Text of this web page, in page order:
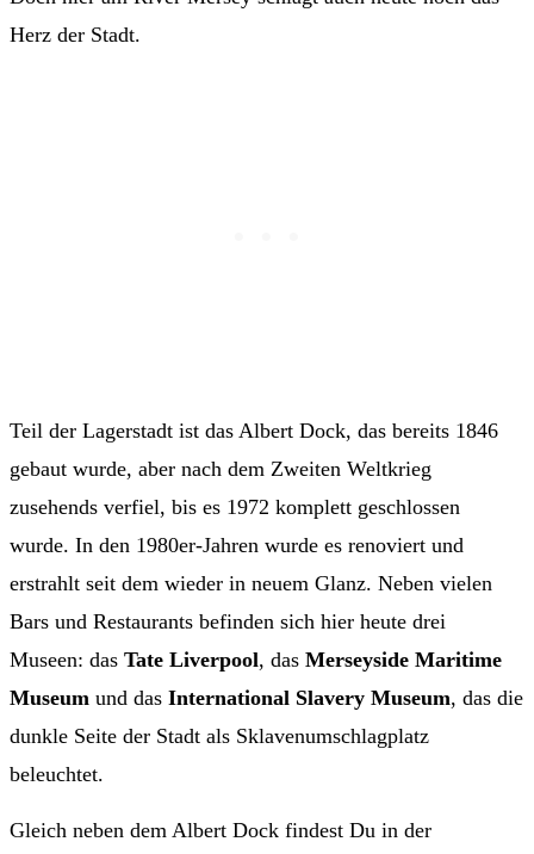
Herz der Stadt.
Teil der Lagerstadt ist das Albert Dock, das bereits 1846
gebaut wurde, aber nach dem Zweiten Weltkrieg
zusehends verfiel, bis es 1972 komplett geschlossen
wurde. In den 1980er-Jahren wurde es renoviert und
erstrahlt seit dem wieder in neuem Glanz. Neben vielen
Bars und Restaurants befinden sich hier heute drei
Museen: das Tate Liverpool, das Merseyside Maritime
Museum und das International Slavery Museum, das die
dunkle Seite der Stadt als Sklavenumschlagplatz
beleuchtet.
Gleich neben dem Albert Dock findest Du in der